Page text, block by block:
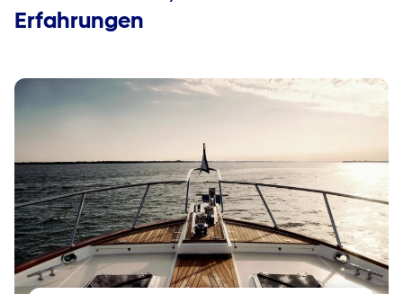
Erfahrungen